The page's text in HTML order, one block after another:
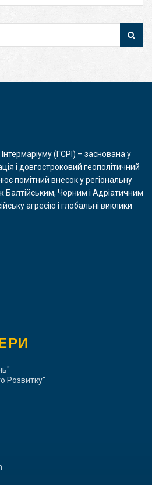
(ГСРІ) – заснована у
і довгостроковий геополітичний
помітний внесок у регіональну
Балтійським, Чорним і Адріатичним
агресію і глобальні виклики
Розвитку"